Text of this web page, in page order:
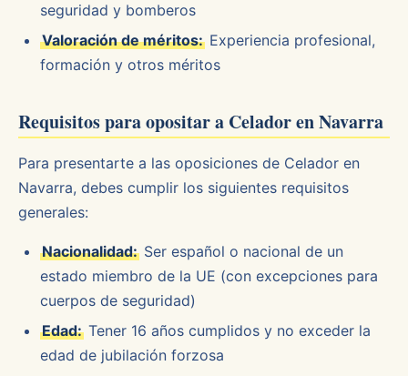
seguridad y bomberos
Valoración de méritos: Experiencia profesional,
formación y otros méritos
Requisitos para opositar a Celador en Navarra
Para presentarte a las oposiciones de Celador en
Navarra, debes cumplir los siguientes requisitos
generales:
Nacionalidad: Ser español o nacional de un
estado miembro de la UE (con excepciones para
cuerpos de seguridad)
Edad: Tener 16 años cumplidos y no exceder la
edad de jubilación forzosa